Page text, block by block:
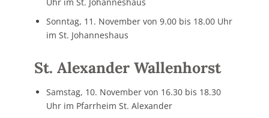
Uhr im St. Johanneshaus
Sonntag, 11. November von 9.00 bis 18.00 Uhr
im St. Johanneshaus
St. Alexander Wallenhorst
Samstag, 10. November von 16.30 bis 18.30
Uhr im Pfarrheim St. Alexander